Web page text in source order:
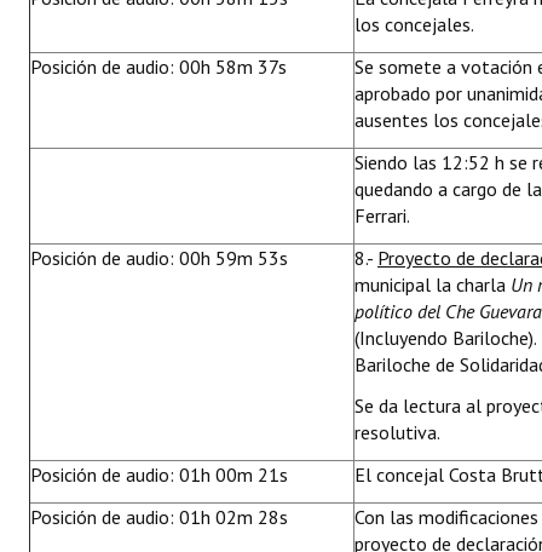
los concejales.
Posición de audio: 00h 58m 37s
Se somete a votación
aprobado por
ausentes los
Siendo las 12:52 h se
quedando a cargo de
Ferrari.
Posición de audio: 00h 59m 53s
8.- Proyecto de
municipal la charla Un
político del Che Guevara
(Incluyendo
Bariloche de
Se da lectura al
resolutiva.
Posición de audio: 01h 00m 21s
El concejal Costa
Posición de audio: 01h 02m 28s
Con las
proyecto de